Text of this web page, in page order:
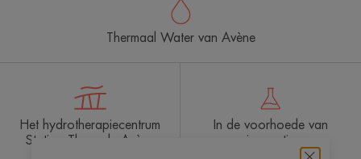
Thermaal Water van Avène
Het hydrotherapiecentrum
Station Thermale Avène
In de voorhoede van
innovatie